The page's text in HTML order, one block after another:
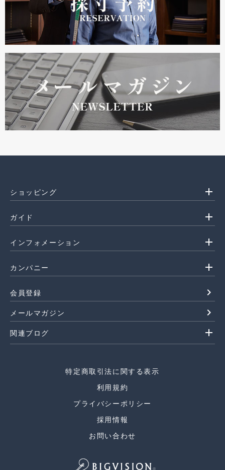
ショッピング add
ガイド add
インフォメーション add
カンパニー add
会員登録 navigate_next
メールマガジン navigate_next
関連ブログ add
特定商取引法に関する表示
利用規約
プライバシーポリシー
採用情報
お問い合わせ